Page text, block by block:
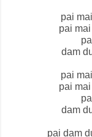
pai
pai
dam
pai
pai
dam
pai dam